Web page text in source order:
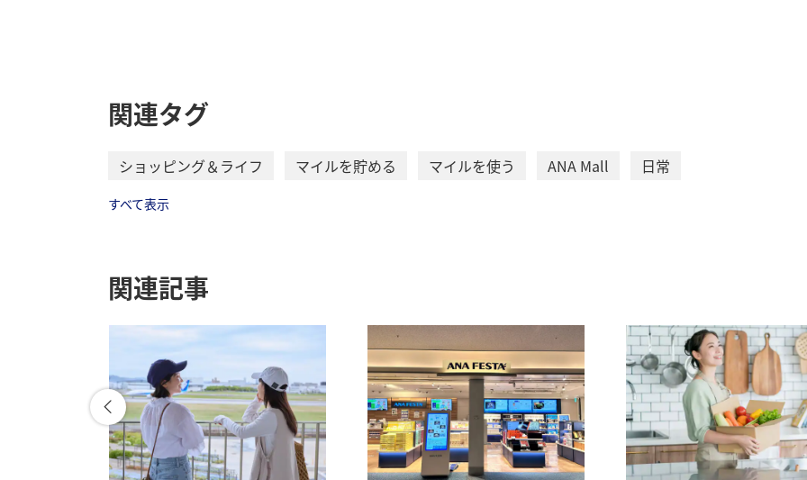
関連タグ
ショッピング＆ライフ マイルを貯める マイルを使う ANA Mall 日常
すべて表示
関連記事